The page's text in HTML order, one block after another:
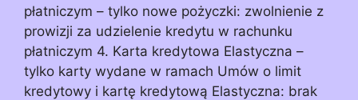
płatniczym – tylko nowe pożyczki: zwolnienie z
prowizji za udzielenie kredytu w rachunku
płatniczym 4. Karta kredytowa Elastyczna –
tylko karty wydane w ramach Umów o limit
kredytowy i kartę kredytową Elastyczna: brak